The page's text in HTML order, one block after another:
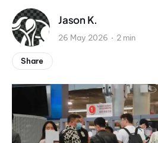
Jason K.
26 May 2026 2 min
Share